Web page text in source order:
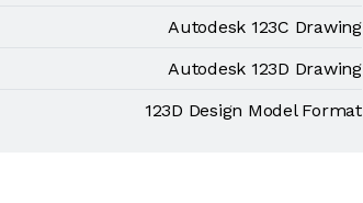
Autodesk 123C Drawing
Autodesk 123D Drawing
123D Design Model Format